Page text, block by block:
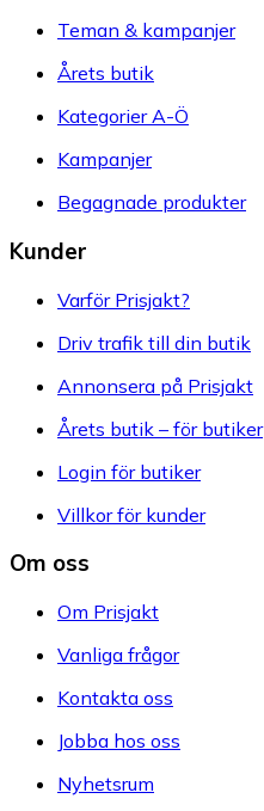
Teman & kampanjer
Årets butik
Kategorier A-Ö
Kampanjer
Begagnade produkter
Kunder
Varför Prisjakt?
Driv trafik till din butik
Annonsera på Prisjakt
Årets butik – för butiker
Login för butiker
Villkor för kunder
Om oss
Om Prisjakt
Vanliga frågor
Kontakta oss
Jobba hos oss
Nyhetsrum